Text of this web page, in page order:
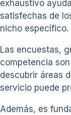
exhaustivo
satisfechas de
nicho específico.
Las encuestas,
competencia
descubrir áreas
servicio puede
Además, es